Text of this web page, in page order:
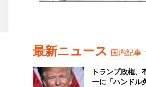
最新ニュース 国内記事
トランプ政権、
ーに「ハンドル